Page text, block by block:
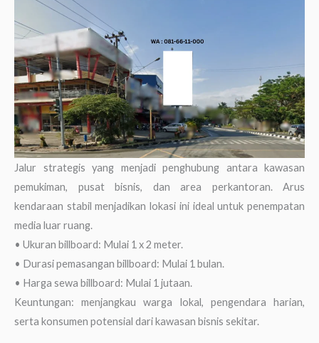
Jalur strategis yang menjadi penghubung antara kawasan
pemukiman, pusat bisnis, dan area perkantoran. Arus
kendaraan stabil menjadikan lokasi ini ideal untuk penempatan
media luar ruang.
• Ukuran billboard: Mulai 1 x 2 meter.
• Durasi pemasangan billboard: Mulai 1 bulan.
• Harga sewa billboard: Mulai 1 jutaan.
Keuntungan: menjangkau warga lokal, pengendara harian,
serta konsumen potensial dari kawasan bisnis sekitar.